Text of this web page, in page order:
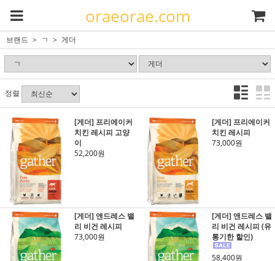
oraeorae.com
브랜드 ㄱ 게더
정렬
[게더] 프리에이커
치킨 레시피 고양
이
52,200원
[게더] 프리에이커
치킨 레시피
73,000원
[게더] 앤드레스 밸
리 비건 레시피
73,000원
[게더] 앤드레스 밸
리 비건 레시피 (유
통기한 할인)
58,400원